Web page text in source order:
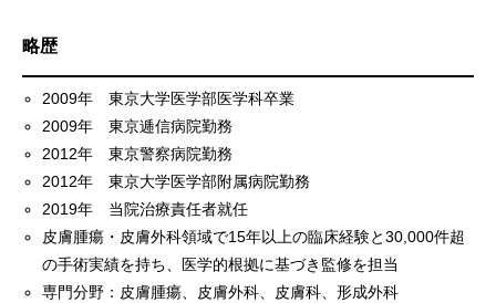
略歴
2009年 東京大学医学部医学科卒業
2009年 東京逓信病院勤務
2012年 東京警察病院勤務
2012年 東京大学医学部附属病院勤務
2019年 当院治療責任者就任
皮膚腫瘍・皮膚外科領域で15年以上の臨床経験と30,000件超
の手術実績を持ち、医学的根拠に基づき監修を担当
専門分野：皮膚腫瘍、皮膚外科、皮膚科、形成外科